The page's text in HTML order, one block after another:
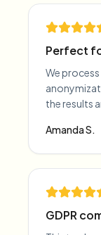
Perfect
We
the results
Amanda S.
GDPR